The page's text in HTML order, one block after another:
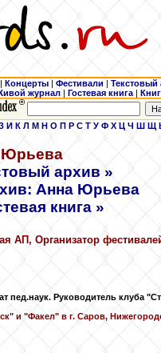
| Концерты | Фестивали | Текстовый
журнал | Гостевая книга |
И К Л М Н О П Р С Т У Ф Х Ц Ч Ш Щ
Юрьева
архив »
Анна Юрьева
книга »
Организатор
Руководитель клуба
и "Факел" в г. Саров,